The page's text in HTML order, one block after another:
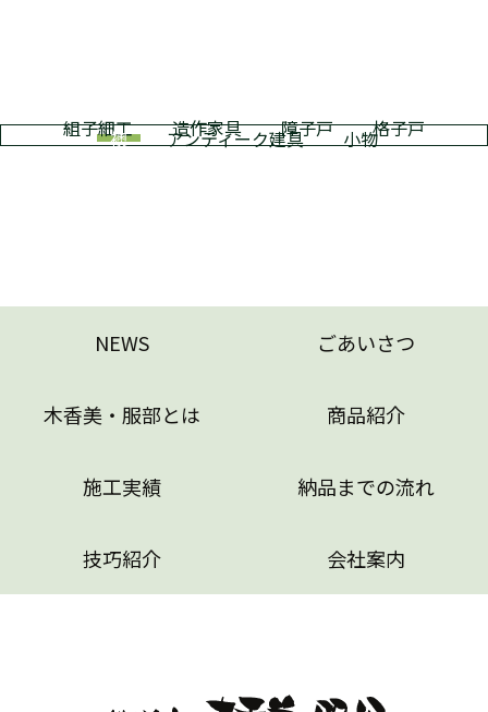
組子細工 造作家具 障子戸 格子戸
襖 アンティーク建具 小物
NEWS ごあいさつ
木香美・服部とは 商品紹介
施工実績 納品までの流れ
技巧紹介 会社案内